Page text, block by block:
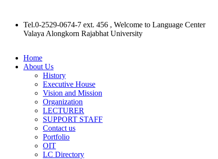
Tel.0-2529-0674-7 ext. 456 , Welcome to Language Center
Valaya Alongkorn Rajabhat University
Home
About Us
History
Executive House
Vision and Mission
Organization
LECTURER
SUPPORT STAFF
Contact us
Portfolio
OIT
LC Directory